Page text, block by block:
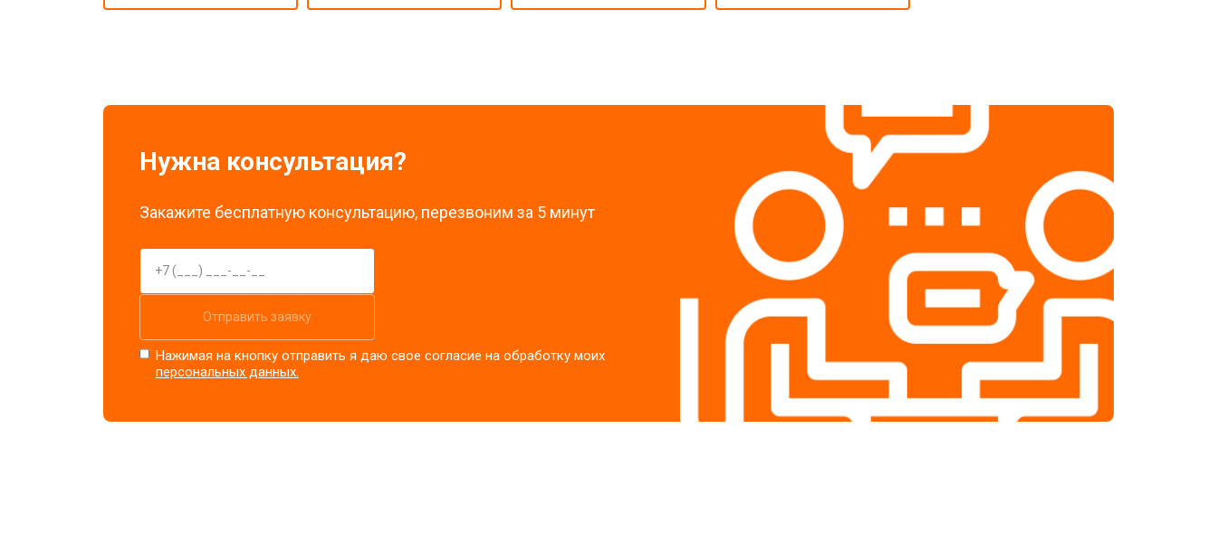
Нужна консультация?
Закажите бесплатную консультацию, перезвоним за 5 минут
Отправить заявку
Нажимая на кнопку отправить я даю свое согласие на обработку моих
персональных данных.